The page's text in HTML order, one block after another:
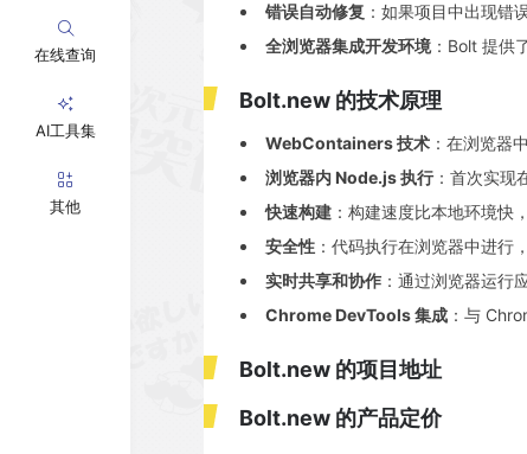
在线查询
AI工具集
其他
错误自动修复 ：如果项目中出现错
全浏览器集成开发环境 ：Bolt 提供
Bolt․new 的技术原理
WebContainers 技术 ：在浏览器
浏览器内 Node.js 执行：首次实现
快速构建 ：构建速度比本地环境快
安全性 ：代码执行在浏览器中进行
实时共享和协作 ：通过浏览器运行
Chrome DevTools 集成 ：与
Bolt․new 的项目地址
Bolt․new 的产品定价